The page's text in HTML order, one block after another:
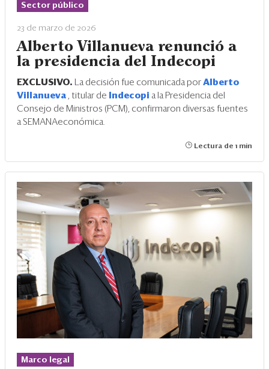
Sector público
23 de marzo de 2026
Alberto Villanueva renunció a
la presidencia del Indecopi
EXCLUSIVO. La decisión fue comunicada por Alberto
Villanueva
, titular de Indecopi a la Presidencia del
Consejo de Ministros (PCM), confirmaron diversas fuentes
a SEMANAeconómica.
Lectura de 1 min
Marco legal